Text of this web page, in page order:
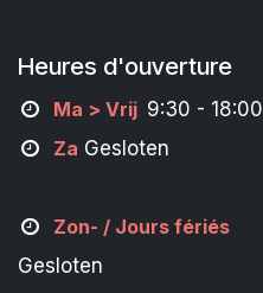
Heures d'ouverture
Ma > Vrij 9:30 - 18:00
Za Gesloten
Zon- / Jours fériés
Gesloten